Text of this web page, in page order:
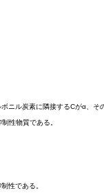
ニル炭素に隣接するCがα、そ
性物質である。
性である。